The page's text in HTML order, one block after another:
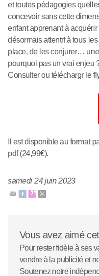
et toutes pédagogies
concevoir sans cette
enfant apprenant à
désormais attentif à tous
place, de les conjurer…
pourquoi pas un vrai enjeu
Consulter ou téléchargr le
Il est disponible au format
pdf (24,99€).
samedi 24 juin 2023
Vous avez aimé
Pour rester fidèle à ses
vendre à la publicité et
Soutenez notre